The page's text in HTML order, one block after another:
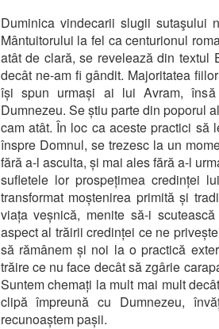
Duminica vindecarii slugii sutaşului
Mântuitorului la fel ca centurionul
atât de clară, se revelează din textul
decât ne-am fi gândit. Majoritatea
își spun urmași ai lui Avram,
Dumnezeu. Se știu parte din poporul
cam atât. În loc ca aceste practici
înspre Domnul, se trezesc la un
fără a-l asculta, și mai ales fără a-l
sufletele lor prospețimea credinței
transformat moștenirea primită și
viața veșnică, menite să-i
aspect al trăirii credinței ce ne
să rămânem și noi la o practică
trăire ce nu face decât să zgârie
Suntem chemați la mult mai mult
clipă împreună cu Dumnezeu,
recunoaștem pașii.